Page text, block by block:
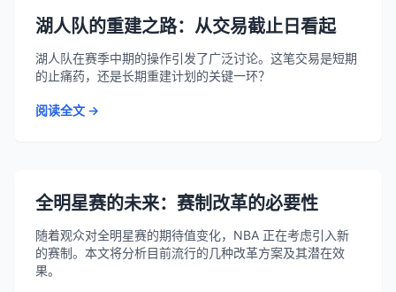
湖人队的重建之路：从交易截止日看起
湖人队在赛季中期的操作引发了广泛讨论。这笔交易是短期
的止痛药，还是长期重建计划的关键一环？
阅读全文 →
全明星赛的未来：赛制改革的必要性
随着观众对全明星赛的期待值变化，NBA 正在考虑引入新
的赛制。本文将分析目前流行的几种改革方案及其潜在效
果。